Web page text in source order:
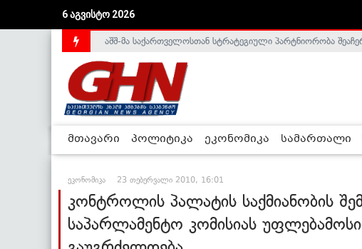
6 აგვისტო 2026
საქართველოს დე-ფაქტო მთავრობა არალეგიტიმურია -
აშშ-მა საქართველოსთან სტრატეგიული პარტნიორობა
მთავარი პოლიტიკა ეკონომიკა სამართალი
ეკონომიკა 23 თებერვალი 2010, 16:01
კონტროლის პალატის საქმიანობის
საპარლამენტო კომისიას